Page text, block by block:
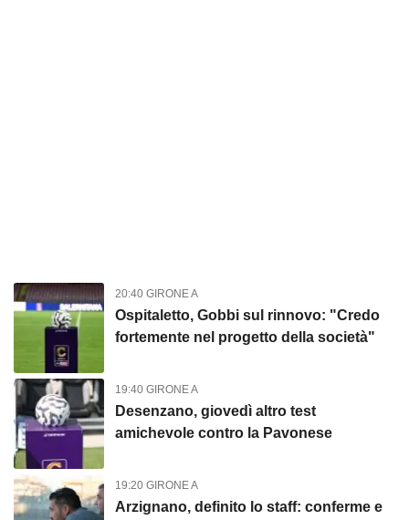
20:40 GIRONE A
Ospitaletto, Gobbi sul rinnovo: "Credo
fortemente nel progetto della società"
19:40 GIRONE A
Desenzano, giovedì altro test
amichevole contro la Pavonese
19:20 GIRONE A
Arzignano, definito lo staff: conferme e